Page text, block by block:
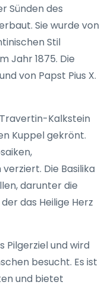
Sünden des
Sie wurde von
Stil
Jahr 1875. Die
von Papst Pius X.
Kalkstein
Kuppel gekrönt.
Die Basilika
darunter die
das Heilige Herz
Pilgerziel und wird
besucht. Es ist
und bietet